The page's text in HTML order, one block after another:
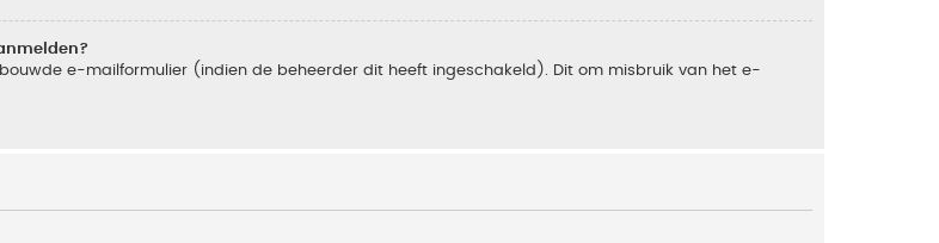
e-mailformulier (indien de beheerder dit heeft ingeschakeld). Dit om misbruik van het e-